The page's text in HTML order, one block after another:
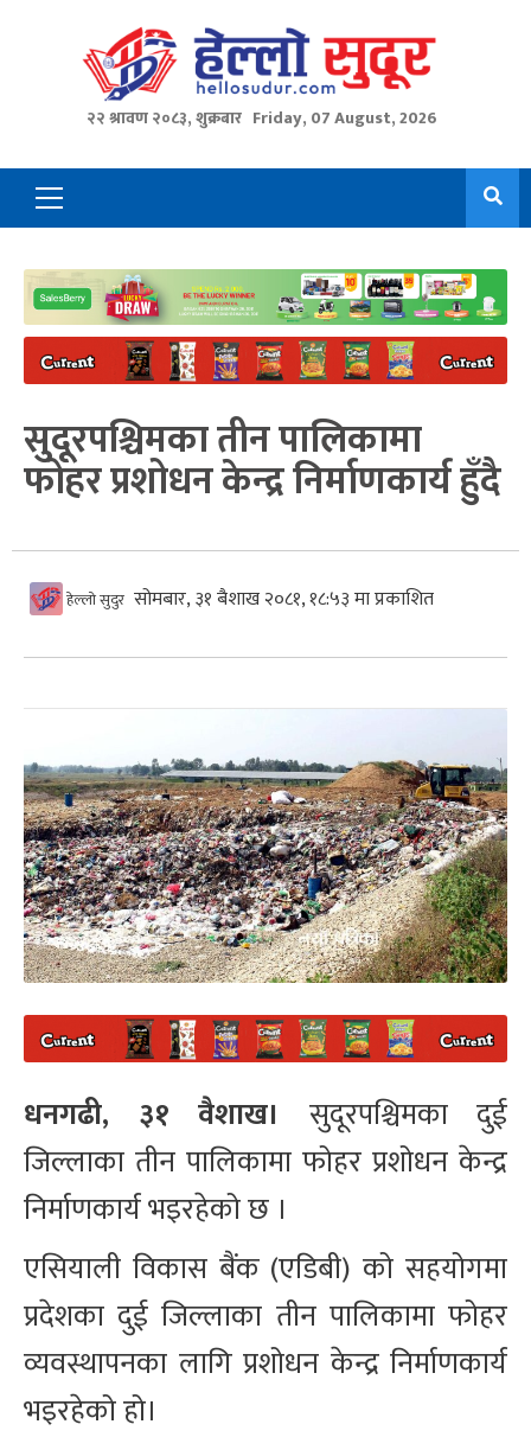
२२ श्रावण २०८३, शुक्रबार Friday, 07 August, 2026
Primary
Menu
सुदूरपश्चिमका तीन पालिकामा
फोहर प्रशोधन केन्द्र निर्माणकार्य हुँदै
हेल्लो सुदुर सोमबार, ३१ बैशाख २०८१, १८:५३ मा प्रकाशित
धनगढी, ३१ वैशाख। सुदूरपश्चिमका दुई
जिल्लाका तीन पालिकामा फोहर प्रशोधन केन्द्र
निर्माणकार्य भइरहेको छ ।
एसियाली विकास बैंक (एडिबी) को सहयोगमा
प्रदेशका दुई जिल्लाका तीन पालिकामा फोहर
व्यवस्थापनका लागि प्रशोधन केन्द्र निर्माणकार्य
भइरहेको हो।